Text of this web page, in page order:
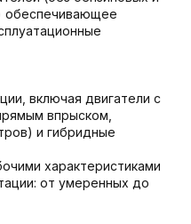
обеспечивающее
включая двигатели с
впрыском,
и гибридные
характеристиками
от умеренных до